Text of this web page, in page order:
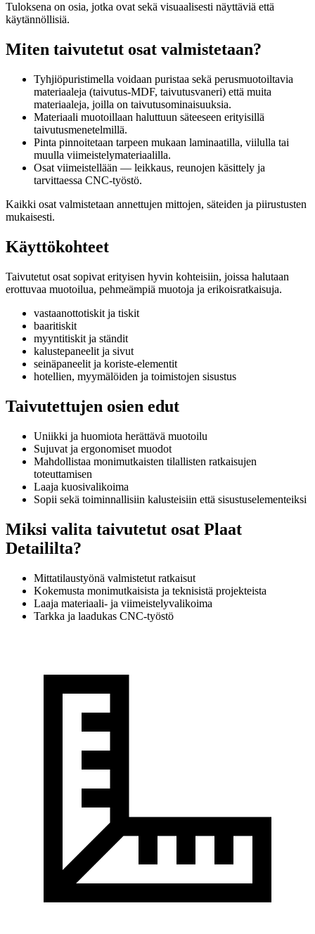
Tuloksena on osia, jotka ovat sekä visuaalisesti näyttäviä että
käytännöllisiä.
Miten taivutetut osat valmistetaan?
Tyhjiöpuristimella voidaan puristaa sekä perusmuotoiltavia
materiaaleja (taivutus-MDF, taivutusvaneri) että muita
materiaaleja, joilla on taivutusominaisuuksia.
Materiaali muotoillaan haluttuun säteeseen erityisillä
taivutusmenetelmillä.
Pinta pinnoitetaan tarpeen mukaan laminaatilla, viilulla tai
muulla viimeistelymateriaalilla.
Osat viimeistellään — leikkaus, reunojen käsittely ja
tarvittaessa CNC-työstö.
Kaikki osat valmistetaan annettujen mittojen, säteiden ja piirustusten
mukaisesti.
Käyttökohteet
Taivutetut osat sopivat erityisen hyvin kohteisiin, joissa halutaan
erottuvaa muotoilua, pehmeämpiä muotoja ja erikoisratkaisuja.
vastaanottotiskit ja tiskit
baaritiskit
myyntitiskit ja ständit
kalustepaneelit ja sivut
seinäpaneelit ja koriste-elementit
hotellien, myymälöiden ja toimistojen sisustus
Taivutettujen osien edut
Uniikki ja huomiota herättävä muotoilu
Sujuvat ja ergonomiset muodot
Mahdollistaa monimutkaisten tilallisten ratkaisujen
toteuttamisen
Laaja kuosivalikoima
Sopii sekä toiminnallisiin kalusteisiin että sisustuselementeiksi
Miksi valita taivutetut osat Plaat
Detaililta?
Mittatilaustyönä valmistetut ratkaisut
Kokemusta monimutkaisista ja teknisistä projekteista
Laaja materiaali- ja viimeistelyvalikoima
Tarkka ja laadukas CNC-työstö